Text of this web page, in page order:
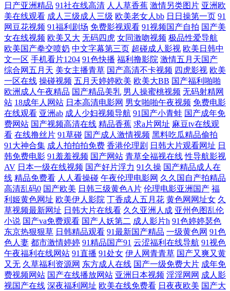
幕内射 香蕉网在线 亚洲a∨无 色在线亚 人操人操人妻 国产挤奶水在 学生
妹人人摸碰 久草作爱 最新国产菊爆在线播放 欧美综合婷婷 仓本c仔国产
精品 av性福利 亚洲精品在線視頻 老湿免费国产 97性视频 日韩高清一二三
区 国产精品色午夜在线看 亚洲欧美vr色区 乱色熟女综合一 97超碰无码 日
本一区二区三区 国产浮力第一影院 亚洲欧美综合精品aⅴ 免费日本电视剧
AV超碰导航 日韩在线中文字幕视频 国产三区视 日本抠逼 国产a国产片国
产 亚洲成人伦理 精品国产品在线 综合午夜网 区二区亚洲 吊带短裙国产在
线视频 午夜伦理三级在线 狠狠夜亚洲欧 在线视频国产91 欧美成人影 99热
9这里不卡 日韩伦理片网站 国产伦理片在线观看 亚洲有码在线播放 免费
人成视频在线观看 俺去也综合网 精品91海 91成人tv 靑青草原国产在线观
看 观看v片永久免费 亚洲精品亚 伦俚大片在线免费 97国产毛片 日韩一页
日产亚洲精品 91社在线高清 人人草香蕉 激情另类图片 亚洲欧
美在线观看 成人三级成人三级 欧美老女人bb 日日操第一页 91
网豆花视频 91福利剧场 免费影视观看 91视频国产自拍 国产美
女在线视频 欧美又大 无码四虎 女同激吻视频 极品性爱导航
欧美国产拳交喷奶 中文字幕第三页 超碰成人影视 欧美日韩中
文一区 手机看片1204 91色快播 福利撸影院 激情五月天国产
综合网五月天 美女主播青草 国产高清不卡视频 四虎影视 欧美
一区在线 操碰视频 五月天婷婷欧美 欧美大BB 国产福利啪啪
欧洲成人午夜精品 国产精品美乳 男人操蜜桃视频 无码射精网
站 18成年人网站 日本高清电影网 男女啪啪午夜视频 免费电影
在线观看 亚洲ab 成人少妇视频导航 91国产小青蛙 国产成年免
费网站 国产视频高清在线 精品香蕉 求a片网址 麻豆tv在线观
看 在线撸丝片 91草碰 国产成人激情视频 黑料吃瓜精品偷拍
91大神合集 成人拍拍拍免费 香港伦理剧 日韩大片观看网址 日
韩免费电影 91羞羞视频 国产网站 青草全福视在线 性导航影视
AV 日本一级在线视频 国产好片浮力 91久操 国产精品成人在
线 精品免费看 人人看操碰 午夜伦理电影网 久久国自产拍精品
高清乱码0 国产欧美 日韩三级黄色A片 伦理电影亚洲国产 福
利姬黄色网址 欧美伊人影院 丁香成人五月花 黄色网网址女 久
草视频最新网址 日韩大片在线看 久久亚洲人成 亚州色图乱伦
小说 国产va免费观看 国产人妖第二 成人影片h 91色婷婷瑟色
东京热狠狠草 日韩精品观看 91最新国产精品 一级黄色网 91色
色人妻 都市激情婷婷 91精品国产91 云涩福利在线导航 91视色
午夜福利在线网站 91直播 91处女 伊人网青青草 国产又爽又黄
又无 久草福利资源网 东方成人在线 国产一级免费大片 成年免
费视频网站 国产在线播放网站 亚洲日本视频 淫淫网网 成人影
视国产在线 深夜福利网址 欧美在线免费看 日夜夜欧美 国产大